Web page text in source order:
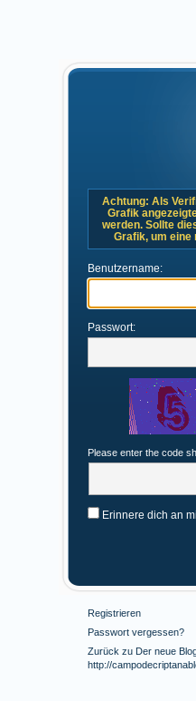
Achtung: Als
Grafik
werden. Sollte
Grafik, um eine
Benutzername:
Passwort:
Please enter the code
Erinnere dich an
Registrieren
Passwort vergessen?
Zurück zu Der neue
http://